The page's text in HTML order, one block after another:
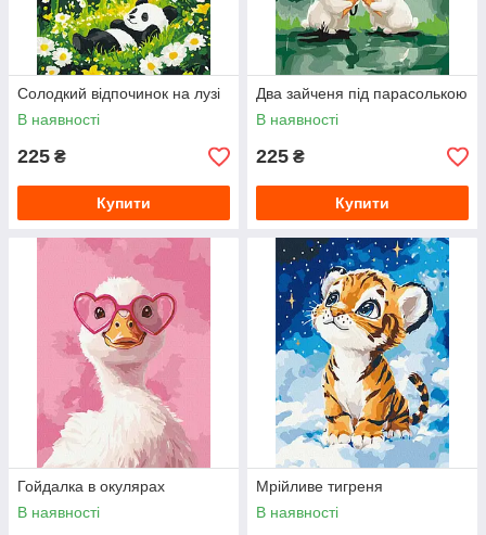
Солодкий відпочинок на лузі
В наявності
225 ₴
Купити
Два зайченя під парасолькою
В наявності
225 ₴
Купити
Гойдалка в окулярах
В наявності
Мрійливе тигреня
В наявності